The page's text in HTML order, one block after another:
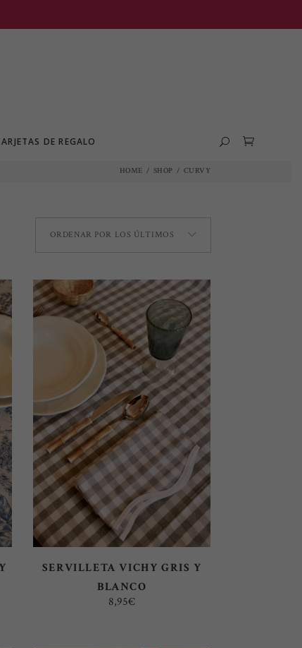
DE REGALO
HOME / SHOP / CURVY
ORDENAR POR LOS ÚLTIMOS
AÑADIR AL CARRITO
SERVILLETA VICHY GRIS Y
BLANCO
8,95€